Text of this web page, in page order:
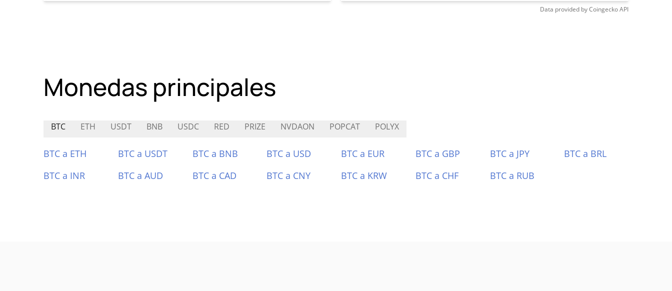
Data provided byCoingeckoAPI
Monedas principales
BTC ETH USDT BNB USDC RED PRIZE NVDAON POPCAT POLYX
BTC a ETH BTC a USDT BTC a BNB BTC a USD BTC a EUR BTC a GBP BTC a JPY
BTC a BRL
BTC a INR
BTC a AUD BTC a CAD BTC a CNY BTC a KRW BTC a CHF BTC a RUB